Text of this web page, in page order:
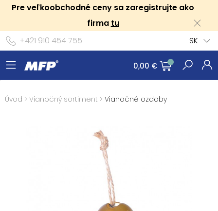
Pre veľkoobchodné ceny sa zaregistrujte ako
firma tu
+421 910 454 755
SK
0,00 €
Úvod > Vianočný sortiment > Vianočné ozdoby